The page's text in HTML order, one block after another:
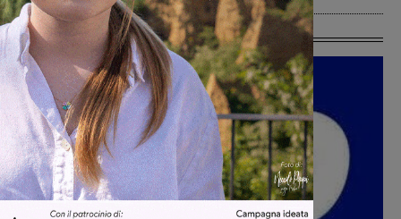
Ultime Calcio